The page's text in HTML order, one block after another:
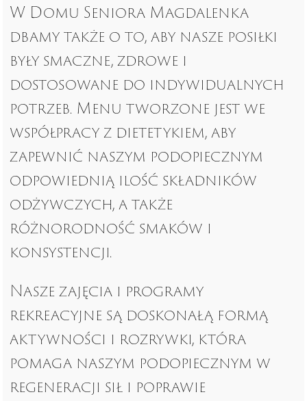
W Domu Seniora Magdalenka
dbamy także o to, aby nasze posiłki
były smaczne, zdrowe i
dostosowane do indywidualnych
potrzeb. Menu tworzone jest we
współpracy z dietetykiem, aby
zapewnić naszym podopiecznym
odpowiednią ilość składników
odżywczych, a także
różnorodność smaków i
konsystencji.
Nasze zajęcia i programy
rekreacyjne są doskonałą formą
aktywności i rozrywki, która
pomaga naszym podopiecznym w
regeneracji sił i poprawie